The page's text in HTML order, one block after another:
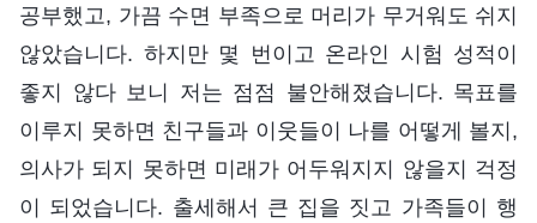
공부했고, 가끔 수면 부족으로 머리가 무거워도 쉬지
않았습니다. 하지만 몇 번이고 온라인 시험 성적이
좋지 않다 보니 저는 점점 불안해졌습니다. 목표를
이루지 못하면 친구들과 이웃들이 나를 어떻게 볼지,
의사가 되지 못하면 미래가 어두워지지 않을지 걱정
이 되었습니다. 출세해서 큰 집을 짓고 가족들이 행